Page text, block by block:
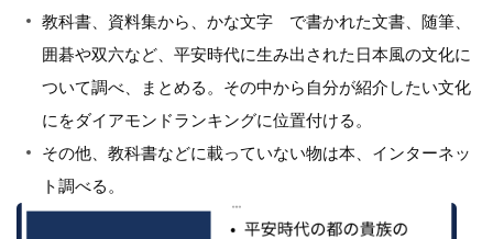
教科書、資料集から、かな文字 で書かれた文書、随筆、
囲碁や双六など、平安時代に生み出された日本風の文化に
ついて調べ、まとめる。その中から自分が紹介したい文化
にをダイアモンドランキングに位置付ける。
その他、教科書などに載っていない物は本、インターネッ
ト調べる。